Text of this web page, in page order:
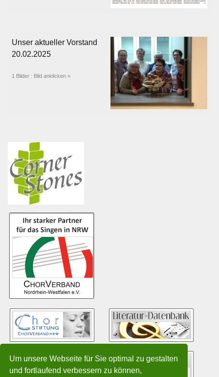
Um unsere Webseite für Sie optimal zu gestalten
und fortlaufend verbessern zu können,
Unser aktueller Vorstand
20.02.2025
1 Bilder : Bild anklicken »